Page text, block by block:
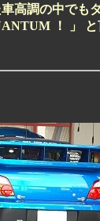
高調の中でも
！ 」